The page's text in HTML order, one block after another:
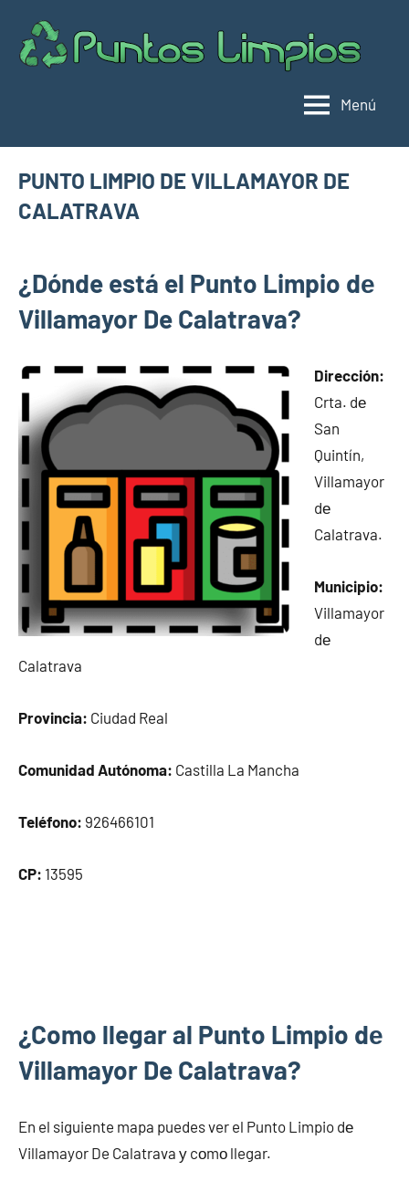
contenido
Menú
PUNTO LIMPIO DE VILLAMAYOR DE
CALATRAVA
limpios en
municipios
de Ciudad
2025
¿Dónde está el Punto Limpio dе
Villamayor De Calatrava?
Dirección:
Crta. dе
San
Quintín,
Villamayor
dе
Calatrava.
Municipio:
Villamayor
dе
Calatrava
Provincia: Ciudad Real
Comunidad Autónoma: Castilla La Mancha
Teléfono: 926466101
CP: 13595
¿Como llegar al Punto Limpio dе
Villamayor De Calatrava?
En el siguiente mapa puedes ver el Punto Limpio dе
Villamayor De Calatrava у cοmο llegar.